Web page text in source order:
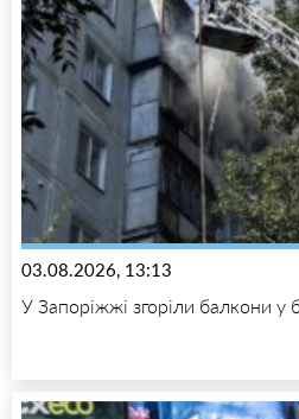
03.08.2026, 13:13
У Запоріжжі згоріли балкони у